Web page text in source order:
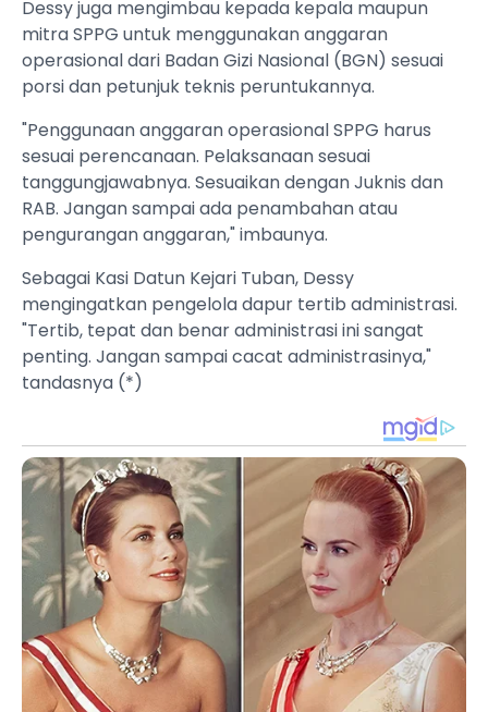
Dessy juga mengimbau kepada kepala maupun
mitra SPPG untuk menggunakan anggaran
operasional dari Badan Gizi Nasional (BGN) sesuai
porsi dan petunjuk teknis peruntukannya.
"Penggunaan anggaran operasional SPPG harus
sesuai perencanaan. Pelaksanaan sesuai
tanggungjawabnya. Sesuaikan dengan Juknis dan
RAB. Jangan sampai ada penambahan atau
pengurangan anggaran," imbaunya.
Sebagai Kasi Datun Kejari Tuban, Dessy
mengingatkan pengelola dapur tertib administrasi.
"Tertib, tepat dan benar administrasi ini sangat
penting. Jangan sampai cacat administrasinya,"
tandasnya (*)